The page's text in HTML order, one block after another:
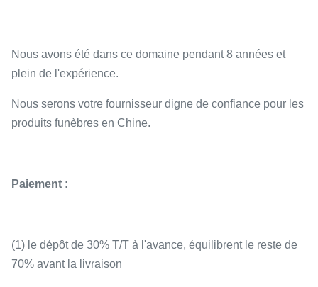
Nous avons été dans ce domaine pendant 8 années et
plein de l'expérience.
Nous serons votre fournisseur digne de confiance pour les
produits funèbres en Chine.
Paiement :
(1) le dépôt de 30% T/T à l'avance, équilibrent le reste de
70% avant la livraison